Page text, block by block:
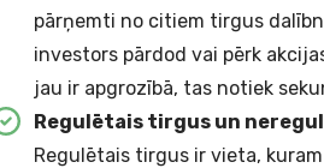
pārņemti no citiem tirgus
investors pārdod vai pērk
jau ir apgrozībā, tas notiek
Regulētais tirgus un
Regulētais tirgus ir vieta,